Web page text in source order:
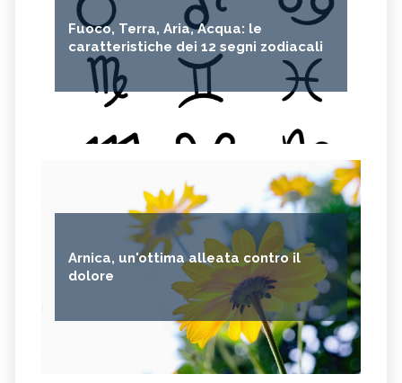
Fuoco, Terra, Aria, Acqua: le
caratteristiche dei 12 segni zodiacali
Arnica, un'ottima alleata contro il
dolore